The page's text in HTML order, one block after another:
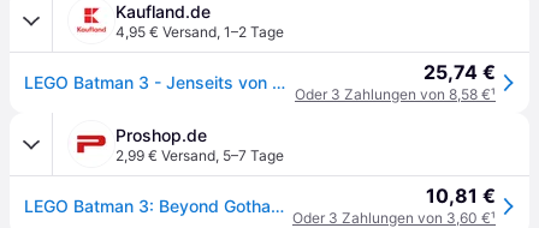
Kaufland.de
4,95 € Versand, 1–2 Tage
LEGO Batman 3 - Jenseits von Gotham 25,74 €
Oder 3 Zahlungen von 8,58 €¹
Proshop.de
2,99 € Versand, 5–7 Tage
LEGO Batman 3: Beyond Gotham - Nintendo Wii U - Action - PEGI 7 10,81 €
Oder 3 Zahlungen von 3,60 €¹